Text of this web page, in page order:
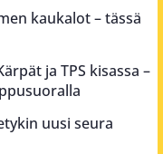
kaukalot – tässä
ja TPS kisassa –
uusi seura